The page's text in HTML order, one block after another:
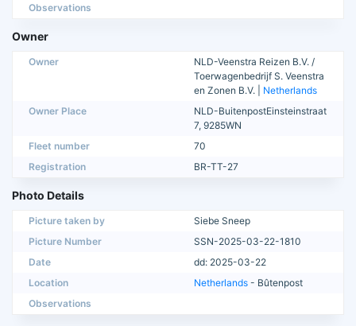
Observations
Owner
Owner
NLD-Veenstra Reizen B.V. /
Toerwagenbedrijf S. Veenstra
en Zonen B.V. | Netherlands
Owner Place
NLD-BuitenpostEinsteinstraat
7, 9285WN
Fleet number
70
Registration
BR-TT-27
Photo Details
Picture taken by
Siebe Sneep
Picture Number
SSN-2025-03-22-1810
Date
dd: 2025-03-22
Location
Netherlands - Bûtenpost
Observations